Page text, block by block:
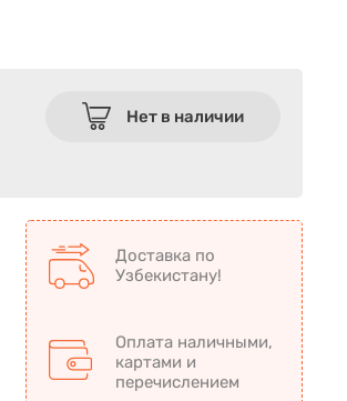
Нет в наличии
Доставка по
Узбекистану!
Оплата наличными,
картами и
перечислением